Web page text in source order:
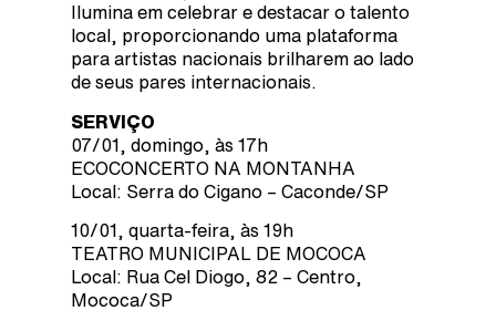
Ilumina em celebrar e destacar o talento
local, proporcionando uma plataforma
para artistas nacionais brilharem ao lado
de seus pares internacionais.
SERVIÇO
07/01, domingo, às 17h
ECOCONCERTO NA MONTANHA
Local: Serra do Cigano – Caconde/SP
10/01, quarta-feira, às 19h
TEATRO MUNICIPAL DE MOCOCA
Local: Rua Cel Diogo, 82 – Centro,
Mococa/SP